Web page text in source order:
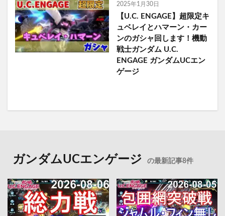
2025年1月30日
【U.C. ENGAGE】超限定キ
ュベレイとハマーン・カー
ンのガシャ回します！機動
戦士ガンダム U.C.
ENGAGE ガンダムUCエン
ゲージ
ガンダムUCエンゲージ の最新記事8件